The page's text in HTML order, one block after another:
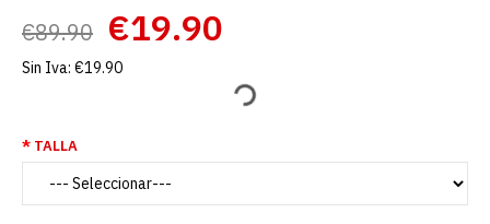
€89.90 €19.90
Sin Iva: €19.90
TALLA